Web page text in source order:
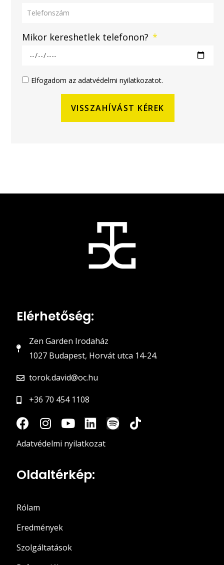
Mikor kereshetlek telefonon?
Elfogadom az adatvédelmi nyilatkozatot.
VISSZAHÍVÁST KÉREK
Elérhetőség:
Zen Garden Irodaház
1027 Budapest, Horvát utca 14-24.
torok.david@oc.hu
+36 70 454 1108
Adatvédelmi nyilatkozat
Oldaltérkép:
Rólam
Eredmények
Szolgáltatások